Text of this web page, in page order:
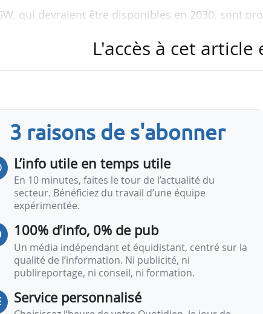
qui devraient être disponibles en 2030, sont
retenus sont libres d’optimiser
une capacité éolienne supérieure à la capacité
march…
L'accès à cet
3 raisons de s'abonner
L’info utile en temps utile
En 10 minutes, faites le tour de l’actualité du
secteur. Bénéficiez du travail d’une équipe
expérimentée.
100% d’info, 0% de pub
Un média indépendant et équidistant, centré sur la
qualité de l’information. Ni publicité, ni
publireportage, ni conseil, ni formation.
Service personnalisé